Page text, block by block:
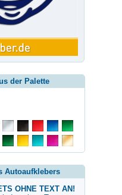
der Palette
Autoaufklebers
OHNE TEXT AN!